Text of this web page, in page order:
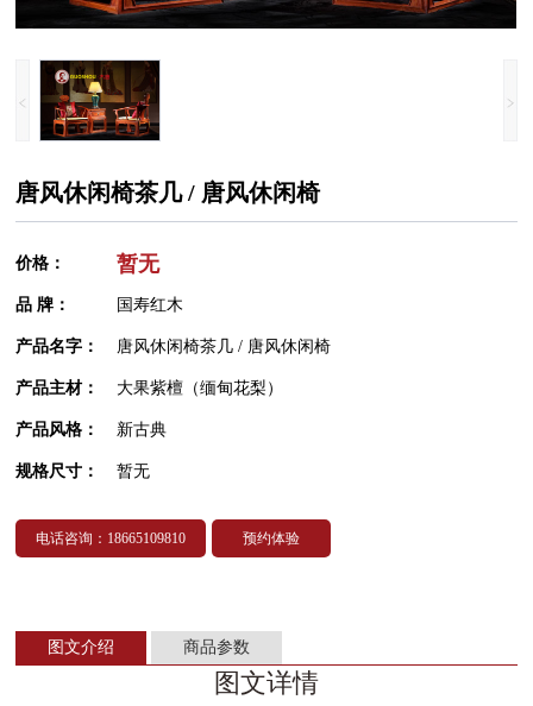
唐风休闲椅茶几 / 唐风休闲椅
价格： 暂无
品 牌： 国寿红木
产品名字： 唐风休闲椅茶几 / 唐风休闲椅
产品主材： 大果紫檀（缅甸花梨）
产品风格： 新古典
规格尺寸： 暂无
电话咨询：18665109810 预约体验
图文介绍 商品参数
图文详情